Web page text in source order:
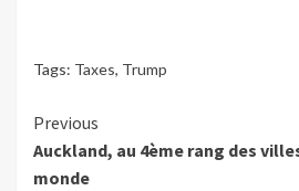
Tags: Taxes, Trump
Continue
Reading
Previous
Auckland, au 4ème rang des
monde